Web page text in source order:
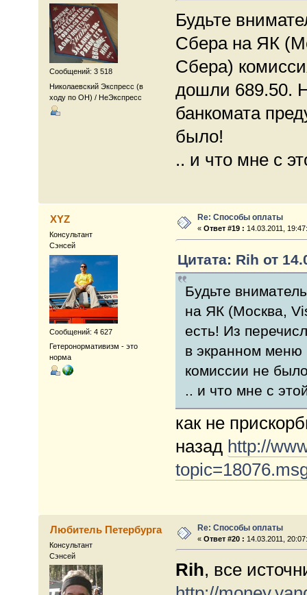
Сообщений: 3 518
Николаевский Экспресс (в
ходу по ОН) / НеЭкспресс
Будьте
Сбера на ЯК
Сбера)
дошли 689.50.
банкомата
было!
.. и что мне с
XYZ
Консультант
Сэнсей
Сообщений: 4 627
Гетеронормативизм - это
норма
Re: Способы оплаты
«Ответ #19 : 14.03.2011,
Цитата: Rih от
Будьте
на ЯК (Москва,
есть! Из
в экранном меню
комиссии не
.. и что мне с
как не
назад http://
Любитель Петербурга
Консультант
Сэнсей
Re: Способы оплаты
«Ответ #20 : 14.03.2011,
Rih, все